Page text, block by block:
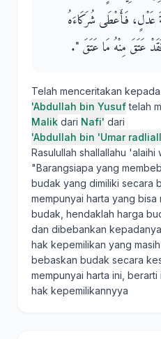
عَدْلٍ، فَأَعْطَى شُرَكَاءَهُ
عَتَقَ مِنْهُ مَا عَتَقَ ‏"‏‏.‏
Telah menceritakan
'Abdullah bin Yusuftelah
Malik dari Nafi' dari
'Abdullah bin 'Umar
Rasulullah shallallahu 'alaihi
"Barangsiapa yang
budak yang dimiliki secara
mempunyai harta yang bisa
budak, hendaklah harga
dan dibebankan
hak kepemilikan yang
bebaskan budak secara
mempunyai harta ini,
hak kepemilikannyya